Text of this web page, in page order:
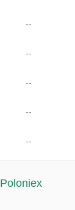
--
--
--
--
--
Poloniex